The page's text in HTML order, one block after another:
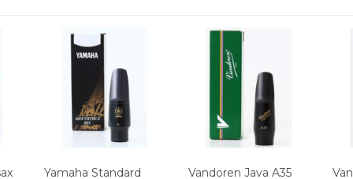
Yamaha Standard Vandoren Java A35